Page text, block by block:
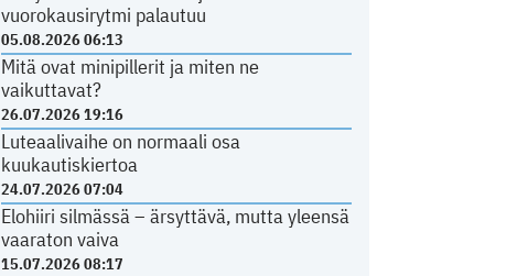
vuorokausirytmi palautuu
05.08.2026 06:13
Mitä ovat minipillerit ja miten ne
vaikuttavat?
26.07.2026 19:16
Luteaalivaihe on normaali osa
kuukautiskiertoa
24.07.2026 07:04
Elohiiri silmässä – ärsyttävä, mutta yleensä
vaaraton vaiva
15.07.2026 08:17